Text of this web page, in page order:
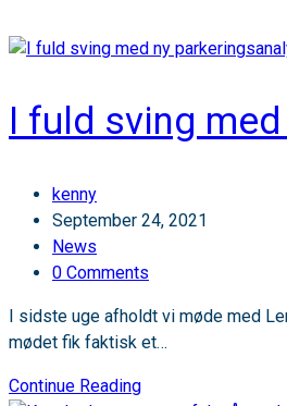
I fuld sving
Post
author:
kenny
Post
published:
September 24, 2021
Post
category:
News
Post
0 Comments
I sidste uge afholdt vi møde med
mødet fik faktisk et…
Continue ReadingI